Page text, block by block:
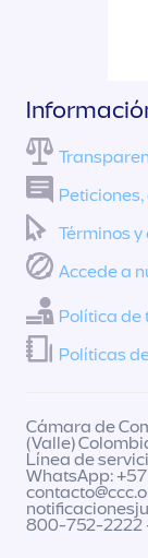
Términos
Accede a
Política de
Políticas
Cámara de
(Valle)
Línea de
WhatsApp:
800-752-2222